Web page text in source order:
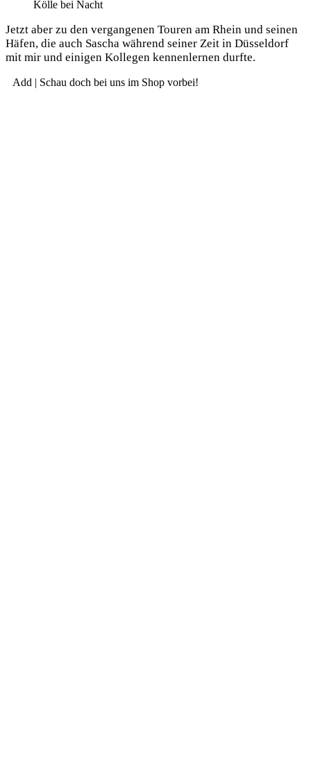
Köl­le bei Nacht
Jetzt aber zu den ver­gan­ge­nen Tou­ren am Rhein und sei­nen
Häfen, die auch Sascha wäh­rend sei­ner Zeit in Düs­sel­dorf
mit mir und eini­gen Kol­le­gen ken­nen­ler­nen durfte.
Add | Schau doch bei uns im Shop vorbei!